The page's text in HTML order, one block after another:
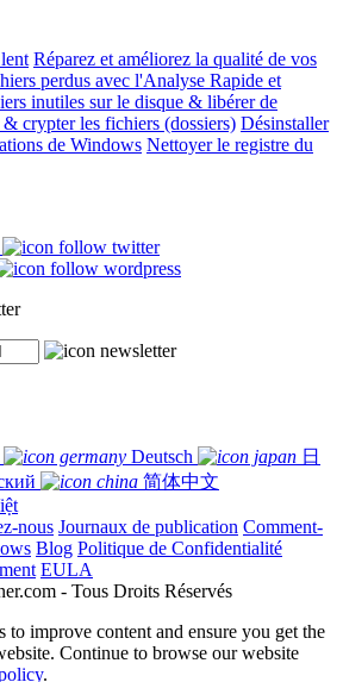
Réparez et améliorez la qualité de vos
perdus avec l'Analyse Rapide et
inutiles sur le disque & libérer de
& crypter les fichiers (dossiers) Désinstaller
de Windows Nettoyer le registre du
Deutsch
日
简体中文
nous Journaux de publication Comment-
Blog Politique de Confidentialité
EULA
- Tous Droits Réservés
to improve content and ensure you get the
Continue to browse our website
.